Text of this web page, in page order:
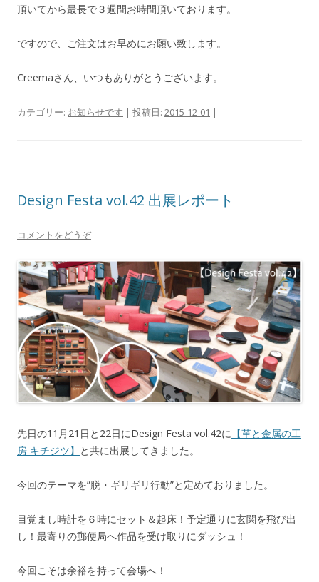
頂いてから最長で３週間お時間頂いております。
ですので、ご注文はお早めにお願い致します。
Creemaさん、いつもありがとうございます。
カテゴリー: お知らせです | 投稿日: 2015-12-01 |
Design Festa vol.42 出展レポート
コメントをどうぞ
先日の11月21日と22日にDesign Festa vol.42に 【革と金属の工
房 キチジツ】 と共に出展してきました。
今回のテーマを”脱・ギリギリ行動”と定めておりました。
目覚まし時計を６時にセット＆起床！予定通りに玄関を飛び出
し！最寄りの郵便局へ作品を受け取りにダッシュ！
今回こそは余裕を持って会場へ！